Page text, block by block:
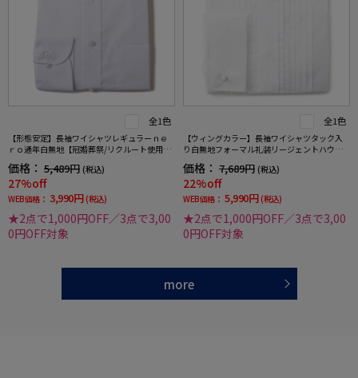
全1色
【形態安定】長袖ワイシャツレギュラーｎｅ
ｒｏ通年白無地【冠婚葬祭/リクルート使用
可】
価格： 5,489円 (税込)
27%off
WEB価格： 3,990円 (税込)
★2点で1,000円OFF／3点で3,00
0円OFF対象
全1色
【ウィングカラー】長袖ワイシャツタック入
り白無地フォーマル礼装リージェントハウス
通年
価格： 7,689円 (税込)
22%off
WEB価格： 5,990円 (税込)
★2点で1,000円OFF／3点で3,00
0円OFF対象
more